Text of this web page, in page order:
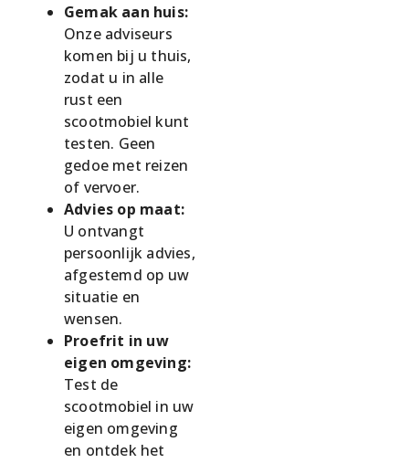
Gemak aan huis:
Onze adviseurs
komen bij u thuis,
zodat u in alle
rust een
scootmobiel kunt
testen. Geen
gedoe met reizen
of vervoer.
Advies op maat:
U ontvangt
persoonlijk advies,
afgestemd op uw
situatie en
wensen.
Proefrit in uw
eigen omgeving:
Test de
scootmobiel in uw
eigen omgeving
en ontdek het